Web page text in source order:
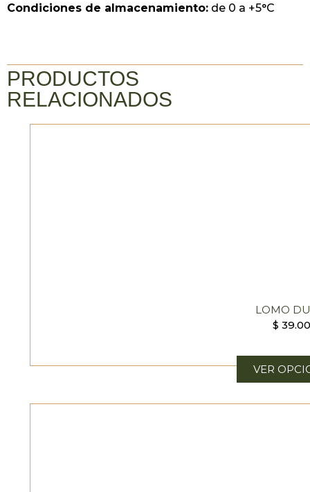
Condiciones de almacenamiento: de 0 a +5°C
PRODUCTOS
RELACIONADOS
LOMO
$
VER